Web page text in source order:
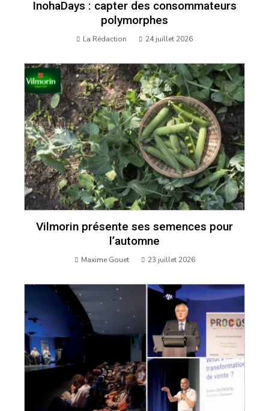
InohaDays : capter des consommateurs
polymorphes
La Rédaction 24 juillet 2026
Vilmorin présente ses semences pour
l’automne
Maxime Gouet 23 juillet 2026